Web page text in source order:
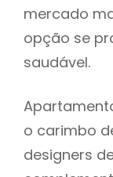
mercado
opção se
saudável.
o carimbo
designers